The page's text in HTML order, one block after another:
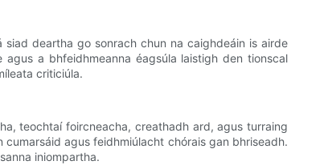
deartha go sonrach chun na caighdeáin is airde
a bhfeidhmeanna éagsúla laistigh den tionscal
criticiúla.
teochtaí foircneacha, creathadh ard, agus turraing
agus feidhmiúlacht chórais gan bhriseadh.
iniompartha.